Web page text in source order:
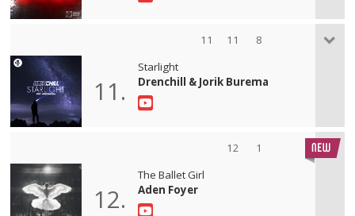
11 11 8
11.
Starlight
Drenchill & Jorik Burema
12 1
12.
The Ballet Girl
Aden Foyer